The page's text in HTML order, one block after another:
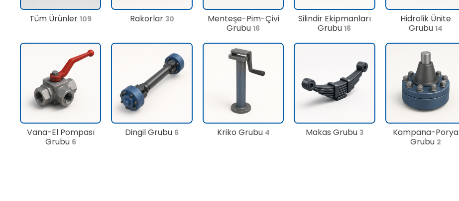
Tüm Ürünler109 Rakorlar 30
Menteşe-Pim-Çivi
Grubu16
Silindir Ekipmanları
Grubu16
Hidrolik Ünite
Grubu14
Vana-El Pompası
Grubu 6
Dingil Grubu 6 Kriko Grubu 4 Makas Grubu 3
Kampana-Porya
Grubu 2